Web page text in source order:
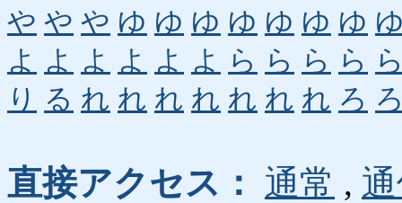
や や や ゆ ゆ ゆ ゆ ゆ ゆ ゆ
よ よ よ よ よ よ ら ら ら ら
り る れ れ れ れ れ れ れ ろ
直接アクセス： 通常 ,